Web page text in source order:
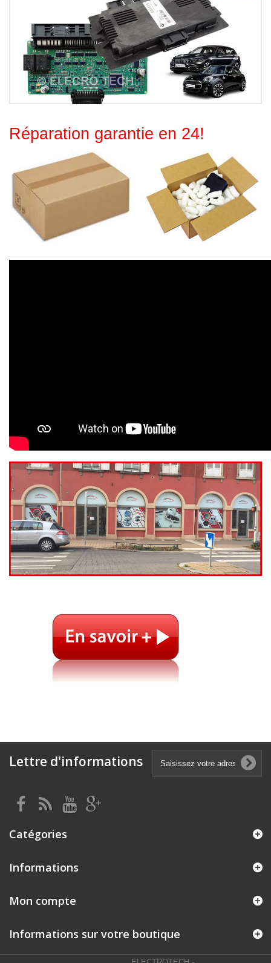
Réparation garantie en 24!
Lettre d'informations
Catégories
Informations
Mon compte
Informations sur votre boutique